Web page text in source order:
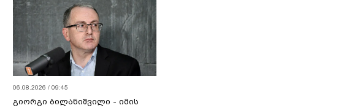
06.08.2026 / 09:45
გიორგი ბილანიშვილი - იმის